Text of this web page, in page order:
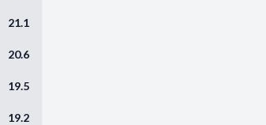
21.1
20.6
19.5
19.2